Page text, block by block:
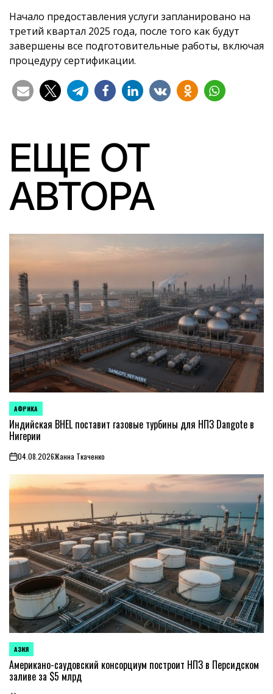
Начало предоставления услуги запланировано на
третий квартал 2025 года, после того как будут
завершены все подготовительные работы, включая
процедуру сертификации.
ЕЩЕ ОТ
АВТОРА
ОПУБЛИКОВАНО
В
АФРИКА
Индийская BHEL поставит газовые турбины для НПЗ Dangote в
Нигерии
on04.08.2026Жанна Ткаченко
ОПУБЛИКОВАНО
В
АЗИЯ
Американо-саудовский консорциум построит НПЗ в Персидском
заливе за $5 млрд